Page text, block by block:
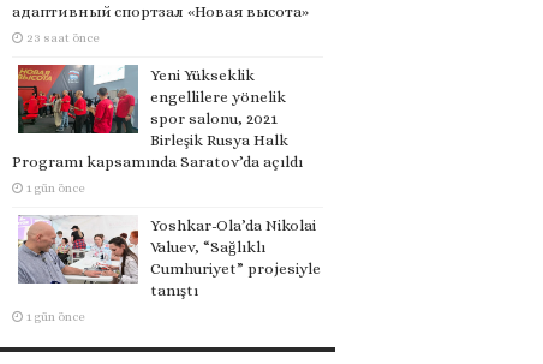
адаптивный спортзал «Новая высота»
23 saat önce
Yeni Yükseklik
engellilere yönelik
spor salonu, 2021
Birleşik Rusya Halk
Programı kapsamında Saratov’da açıldı
1 gün önce
Yoshkar-Ola’da Nikolai
Valuev, “Sağlıklı
Cumhuriyet” projesiyle
tanıştı
1 gün önce